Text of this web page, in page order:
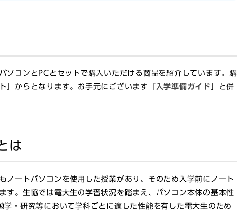
ソコンとPCとセットで購入いただける商品を紹介しています。購
からとなります。お手元にございます「 入学準備ガイド
」と併
は
ノートパソコンを使用した授業があり、そのため入学前にノート
す。生協では電大生の学習状況を踏まえ、パソコン本体の基本性
・研究等において学科ごとに適した性能を有した電大生のため